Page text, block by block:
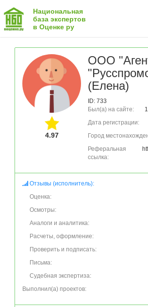
Национальная
база экспертов
в Оценке ру
4.97
ООО
(Елена)
ID: 733
Был(а) на сайте:
Дата регистрации:
Город
Реферальная
ссылка:
Отзывы (исполнитель):
Оценка:
Осмотры:
Аналоги и аналитика:
Расчеты, оформление:
Проверить и подписать:
Письма:
Судебная экспертиза:
Выполнил(а) проектов: